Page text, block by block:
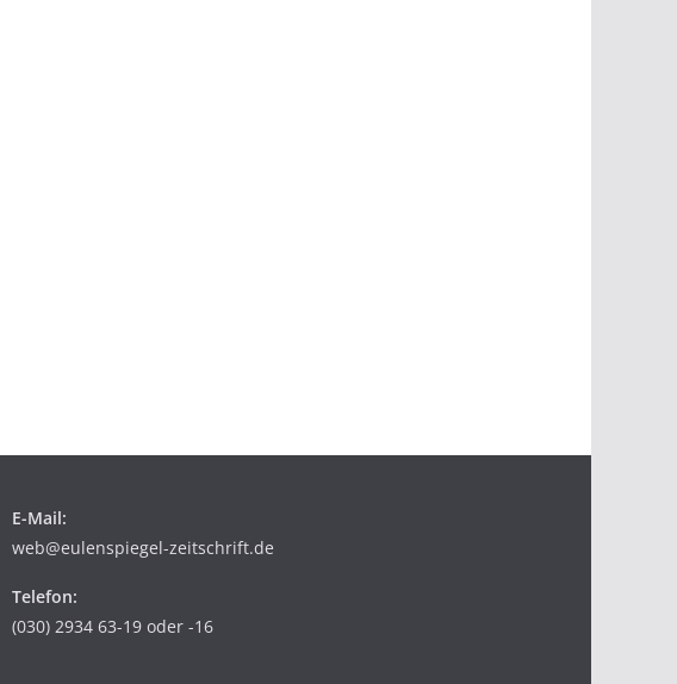
E-Mail:
web@eulenspiegel-zeitschrift.de
Telefon:
(030) 2934 63-19 oder -16